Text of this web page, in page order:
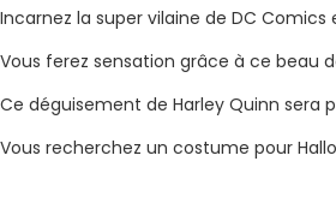
Incarnez la super vilaine de DC
Vous ferez sensation grâce à ce beau
Ce déguisement de Harley Quinn sera
Vous recherchez un costume pour